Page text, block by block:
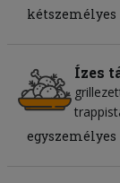
kétszemélyes
Ízes
egyszemélyes